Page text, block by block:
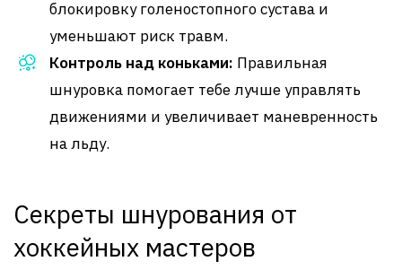
блокировку голеностопного сустава и
уменьшают риск травм.
Контроль над коньками: Правильная
шнуровка помогает тебе лучше управлять
движениями и увеличивает маневренность
на льду.
Секреты шнурования от
хоккейных мастеров